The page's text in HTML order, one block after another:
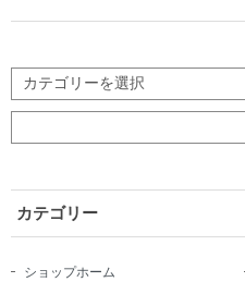
カテゴリー
ショップホーム